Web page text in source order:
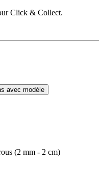
Click & Collect.
avec modèle
(2 mm - 2 cm)